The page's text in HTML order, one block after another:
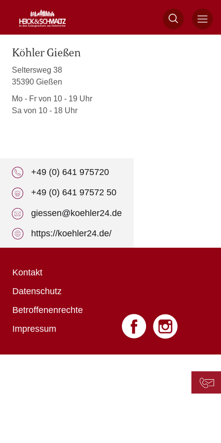
Köhler Gießen
Seltersweg 38
35390 Gießen
Mo - Fr von 10 - 19 Uhr
Sa von 10 - 18 Uhr
+49 (0) 641 975720
+49 (0) 641 97572 50
giessen@koehler24.de
https://koehler24.de/
Kontakt
Datenschutz
Betroffenenrechte
Impressum